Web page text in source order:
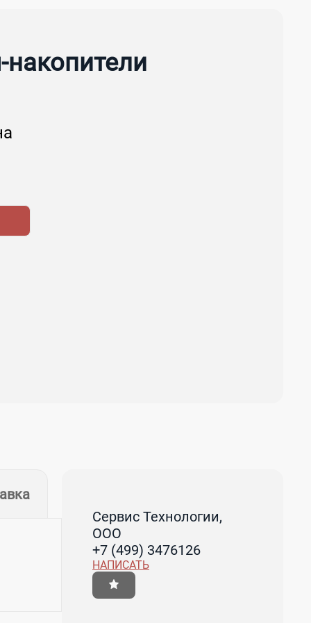
Сервис Технологии,
ООО
+7 (499) 3476126
НАПИСАТЬ